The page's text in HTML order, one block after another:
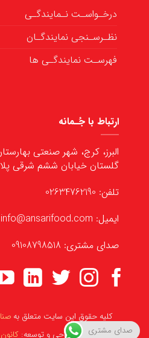
درخـواسـت نـمایندگـی
نظـرسـنجی نمایندگـان
فهرسـت نمایندگـی ها
ارتباط با جُـمانه
البرز، کرج، شهر صنعتی
گلستان خیابان ششم شرقی
تلفن: 02634762190
ایمیل: info@ansarifood.com
صدای مشتری: 09108798518
کلیه حقوق این سایت متعلق به
مشاوره، طراحی و توسعه:صدای مشتری